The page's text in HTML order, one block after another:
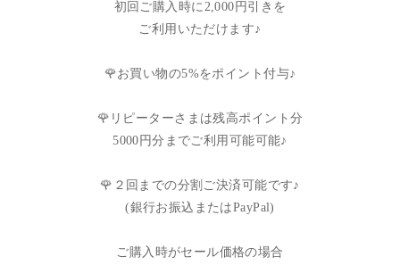
初回ご購入時に2,000円引きを
ご利用いただけます♪
🌹お買い物の5%をポイント付与♪
🌹リピーターさまは残高ポイント分
5000円分までご利用可能可能♪
🌹２回までの分割ご決済可能です♪
(銀行お振込またはPayPal)
ご購入時がセール価格の場合